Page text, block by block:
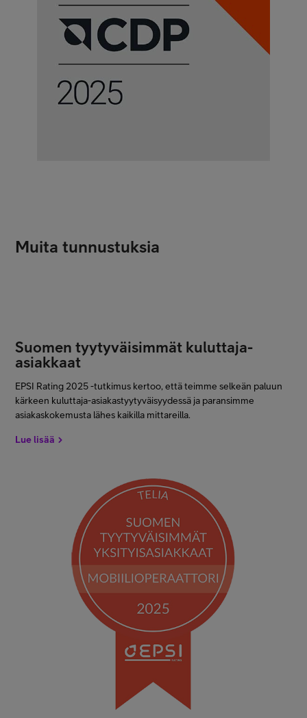
Muita tunnustuksia
Suomen tyytyväisimmät kuluttaja-
asiakkaat
EPSI Rating 2025 -tutkimus kertoo, että teimme selkeän paluun
kärkeen kuluttaja-asiakastyytyväisyydessä ja paransimme
asiakaskokemusta lähes kaikilla mittareilla.
Lue lisää